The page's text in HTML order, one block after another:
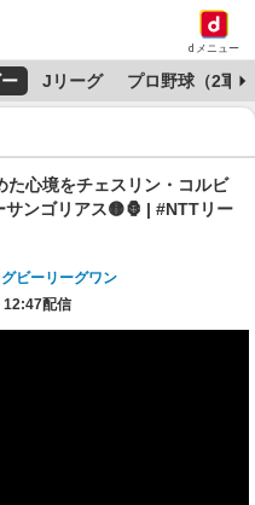
dメニュー
Jリーグ プロ野球（2軍）
た心境をチェスリン・コルビ
ンゴリアス🟡🦍 | #NTTリー
ビーリーグワン
12:47配信